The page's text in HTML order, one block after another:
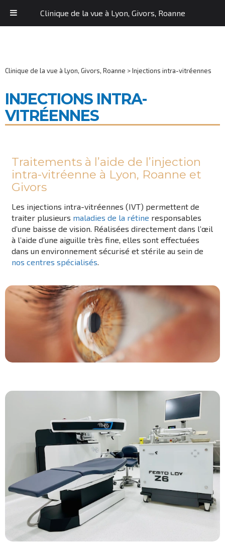
Clinique de la vue à Lyon, Givors, Roanne >Injections intra-vitréennes
INJECTIONS INTRA-
VITRÉENNES
Traitements à l’aide de l’injection
intra-vitréenne à Lyon, Roanne et
Givors
Les injections intra-vitréennes (IVT) permettent de
traiter plusieurs maladies de la rétine responsables
d’une baisse de vision. Réalisées directement dans l’œil
à l’aide d’une aiguille très fine, elles sont effectuées
dans un environnement sécurisé et stérile au sein de
nos centres spécialisés.
Clinique de la vue à Lyon, Givors, Roanne